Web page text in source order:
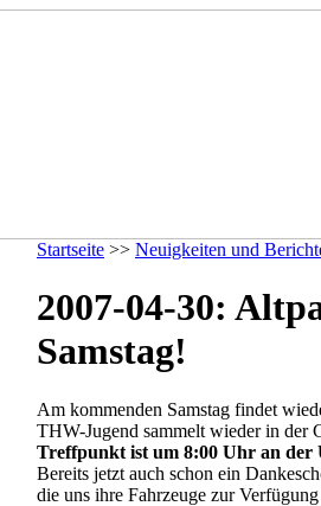
Startseite >> Neuigkeiten und
2007-04-30:
Samstag!
Am kommenden Samstag findet
THW-Jugend sammelt wieder in der
Treffpunkt ist um 8:00 Uhr an
Bereits jetzt auch schon ein
die uns ihre Fahrzeuge zur